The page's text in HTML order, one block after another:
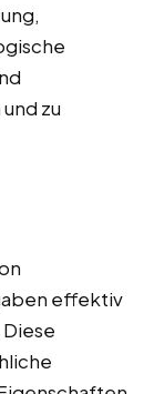
zu
effektiv